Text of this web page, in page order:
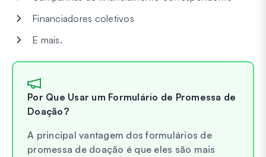
Financiadores coletivos
E mais.
Por Que Usar um Formulário de Promessa de
Doação?
A principal vantagem dos formulários de
promessa de doação é que eles são mais